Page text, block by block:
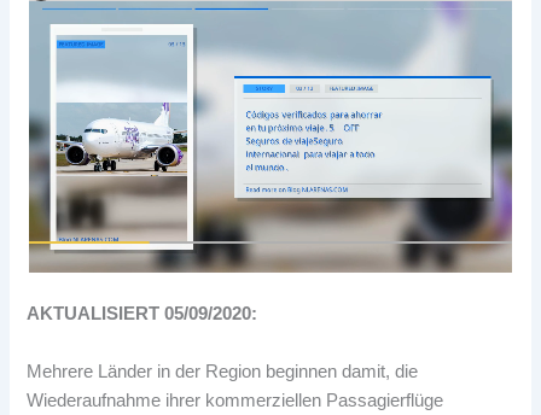
AKTUALISIERT 05/09/2020:
Mehrere Länder in der Region beginnen damit, die
Wiederaufnahme ihrer kommerziellen Passagierflüge